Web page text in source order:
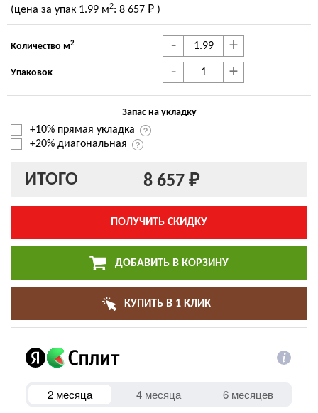
(цена за упак 1.99 м2: 8 657 ₽ )
Количество м2 - +
Упаковок - +
Запас на укладку
+10% прямая укладка
+20% диагональная
ИТОГО 8 657 ₽
ПОЛУЧИТЬ СКИДКУ
ДОБАВИТЬ В КОРЗИНУ
КУПИТЬ В 1 КЛИК